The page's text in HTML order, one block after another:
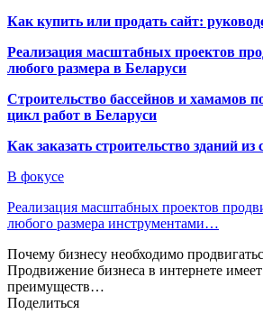
Как купить или продать сайт:
Реализация масштабных проектов
любого размера в Беларуси
Строительство бассейнов и хамамов
цикл работ в Беларуси
Как заказать строительство зданий из
В фокусе
Реализация масштабных проектов
любого размера инструментами…
Почему бизнесу необходимо
Продвижение бизнеса в интернете
преимуществ…
Поделиться